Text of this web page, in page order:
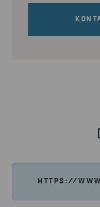
HTTPS://